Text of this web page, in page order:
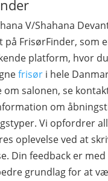
V/Shahana
på FrisørFinder, som
platform, hvor
frisøri hele
om salonen, se
om
Vi opfordrer
oplevelse ved at
Din feedback er
grundlag for at